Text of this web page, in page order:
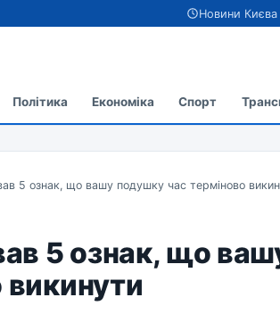
Новини
Політика Економіка Спорт
5 ознак, що вашу подушку час терміново
5 ознак, що
викинути